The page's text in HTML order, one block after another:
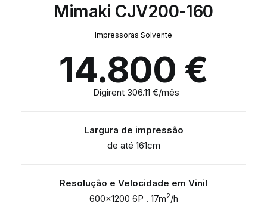
Mimaki CJV200-160
Impressoras Solvente
14.800 €
Digirent 306.11 €/mês
Largura de impressão
de até 161cm
Resolução e Velocidade em Vinil
600×1200 6P . 17m2/h